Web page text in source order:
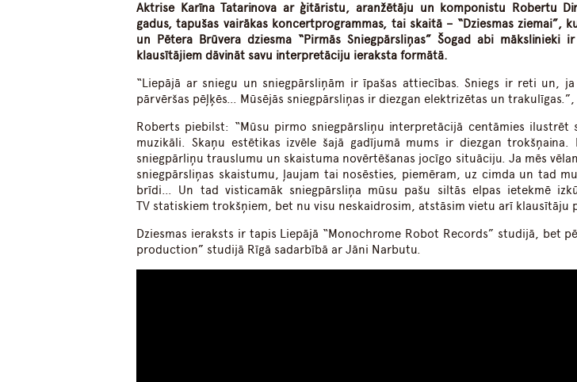
Aktrise Karīna Tatarinova ar ģitāristu, aranžētāju un komponistu Robertu
gadus, tapušas vairākas koncertprogrammas, tai skaitā – “Dziesmas ziemai”,
un Pētera Brūvera dziesma “Pirmās Sniegpārsliņas” Šogad abi mākslinieki
klausītājiem dāvināt savu interpretāciju ieraksta formātā.
“Liepājā ar sniegu un sniegpārsliņām ir īpašas attiecības. Sniegs ir reti un,
pārvēršas pēļķēs… Mūsējās sniegpārsliņas ir diezgan elektrizētas un trakulīgas.”,
Roberts piebilst: “Mūsu pirmo sniegpārsliņu interpretācijā centāmies ilustrēt
muzikāli. Skaņu estētikas izvēle šajā gadījumā mums ir diezgan
sniegpārliņu trauslumu un skaistuma novērtēšanas jocīgo situāciju. Ja mēs
sniegpārsliņas skaistumu, ļaujam tai nosēsties, piemēram, uz cimda un tad
brīdi… Un tad visticamāk sniegpārsliņa mūsu pašu siltās elpas ietekmē
TV statiskiem trokšņiem, bet nu visu neskaidrosim, atstāsim vietu arī klausītāju
Dziesmas ieraksts ir tapis Liepājā “Monochrome Robot Records” studijā, bet
production” studijā Rīgā sadarbībā ar Jāni Narbutu.